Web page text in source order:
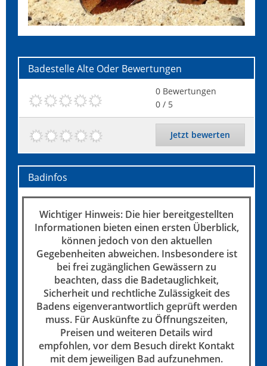
Badestelle Alte Oder Bewertungen
0 Bewertungen
0 / 5
Jetzt bewerten
Badinfos
Wichtiger Hinweis: Die hier bereitgestellten
Informationen bieten einen ersten Überblick,
können jedoch von den aktuellen
Gegebenheiten abweichen. Insbesondere ist
bei frei zugänglichen Gewässern zu
beachten, dass die Badetauglichkeit,
Sicherheit und rechtliche Zulässigkeit des
Badens eigenverantwortlich geprüft werden
muss. Für Auskünfte zu Öffnungszeiten,
Preisen und weiteren Details wird
empfohlen, vor dem Besuch direkt Kontakt
mit dem jeweiligen Bad aufzunehmen.